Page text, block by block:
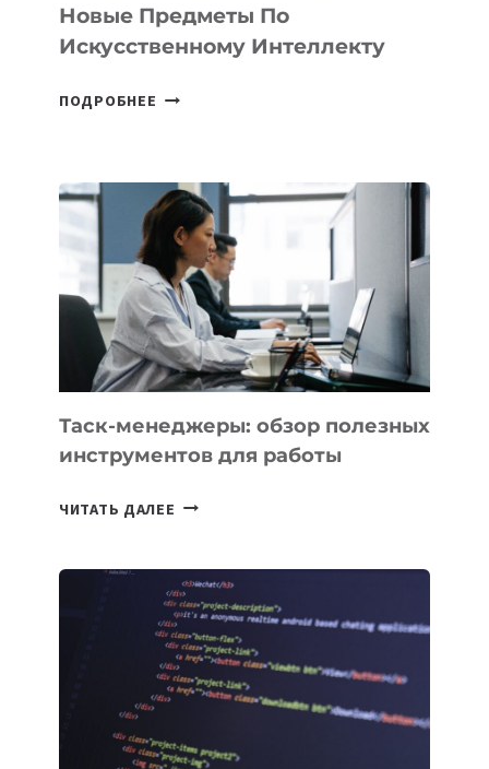
Новые Предметы По
Искусственному Интеллекту
ПОДРОБНЕЕ
НОВЫЕ
ПРЕДМЕТЫ
ПО
ИСКУССТВЕННОМУ
ИНТЕЛЛЕКТУ
Таск-менеджеры: обзор полезных
инструментов для работы
ЧИТАТЬ ДАЛЕЕ ТАСК-
ПОЛЕЗНЫХ
ИНСТРУМЕНТОВ
ДЛЯ
РАБОТЫ